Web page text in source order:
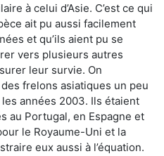
à celui d’Asie. C’est ce qui
ait pu aussi facilement
et qu’ils aient pu se
vers plusieurs autres
leur survie. On
frelons asiatiques un peu
années 2003. Ils étaient
au Portugal, en Espagne et
le Royaume-Uni et la
eux aussi à l’équation.